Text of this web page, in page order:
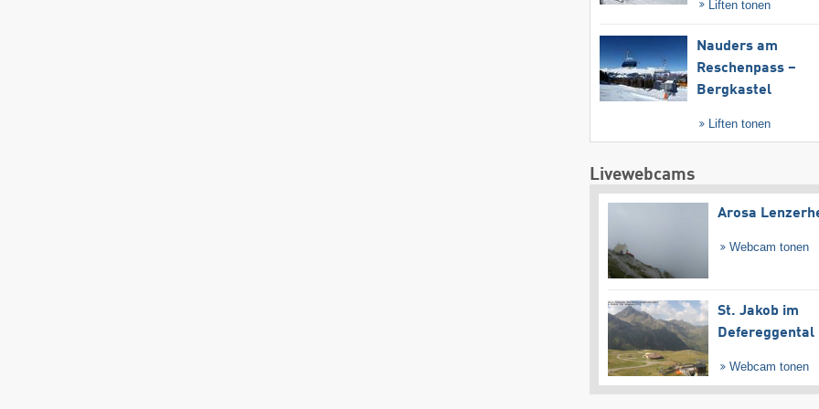
Liften tonen
Nauders am
Reschenpass –
Bergkastel
Liften tonen
Livewebcams
Arosa
Webcam tonen
St. Jakob im
Defereggental
Webcam tonen